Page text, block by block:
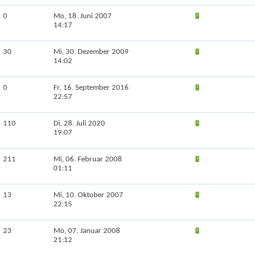
0
Mo, 18. Juni 2007
14:17
30
Mi, 30. Dezember 2009
14:02
0
Fr, 16. September 2016
22:57
110
Di, 28. Juli 2020
19:07
211
Mi, 06. Februar 2008
01:11
13
Mi, 10. Oktober 2007
22:15
23
Mo, 07. Januar 2008
21:12